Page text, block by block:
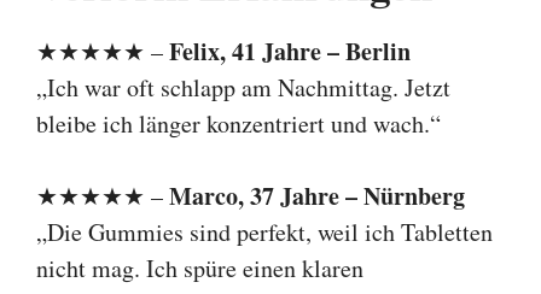
★★★★★ –Felix, 41 Jahre – Berlin
„Ich war oft schlapp am Nachmittag. Jetzt
bleibe ich länger konzentriert und wach.“
★★★★★ –Marco, 37 Jahre – Nürnberg
„Die Gummies sind perfekt, weil ich Tabletten
nicht mag. Ich spüre einen klaren